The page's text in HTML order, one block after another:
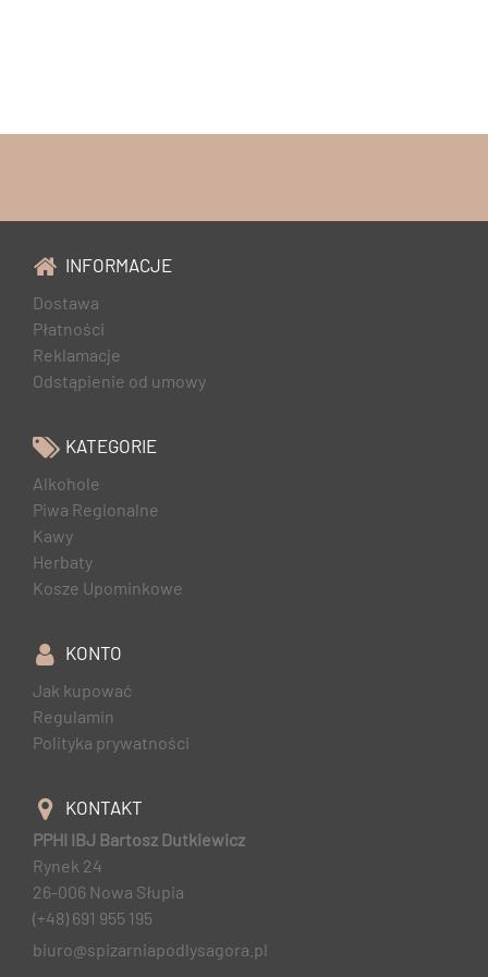
INFORMACJE
Dostawa
Płatności
Reklamacje
Odstąpienie od umowy
KATEGORIE
Alkohole
Piwa Regionalne
Kawy
Herbaty
Kosze Upominkowe
KONTO
Jak kupować
Regulamin
Polityka prywatności
KONTAKT
PPHI IBJ Bartosz Dutkiewicz
Rynek 24
26-006 Nowa Słupia
(+48) 691 955 195
biuro@spizarniapodlysagora.pl